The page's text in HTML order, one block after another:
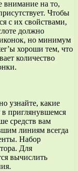
внимание на то,
Чтобы
с их свойствами,
должно
иконок, но минимум
хороши тем, что
количество
узнайте, какие
приглянувшемся
средств вам
линиям всегда
Набор
Для
вычислить